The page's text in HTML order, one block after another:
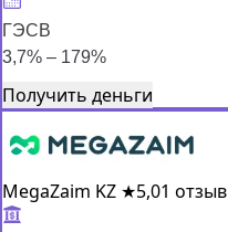
ГЭСВ
3,7% – 179%
Получить деньги
MegaZaim KZ ★5,01 отзыв